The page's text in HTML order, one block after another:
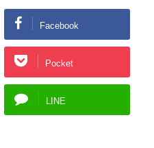
Facebook
Pocket
LINE